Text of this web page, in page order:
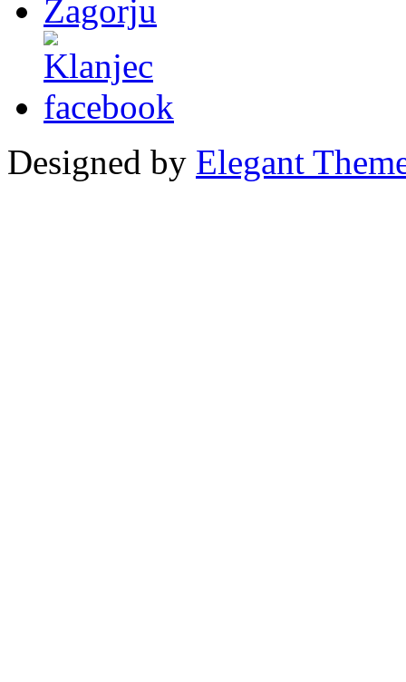
Designed by Elegant